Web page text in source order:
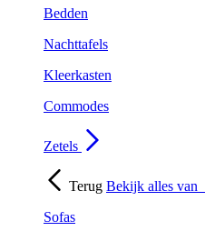
Bedden
Nachttafels
Kleerkasten
Commodes
Zetels
Terug Bekijk alles van
Sofas